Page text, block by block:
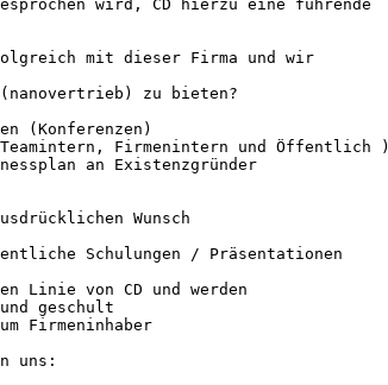
wird, CD hierzu eine führende
mit dieser Firma und wir
(nanovertrieb) zu bieten?
(Konferenzen)
Firmenintern und Öffentlich )
an Existenzgründer
Wunsch
Schulungen / Präsentationen
Linie von CD und werden
geschult
Firmeninhaber
uns: